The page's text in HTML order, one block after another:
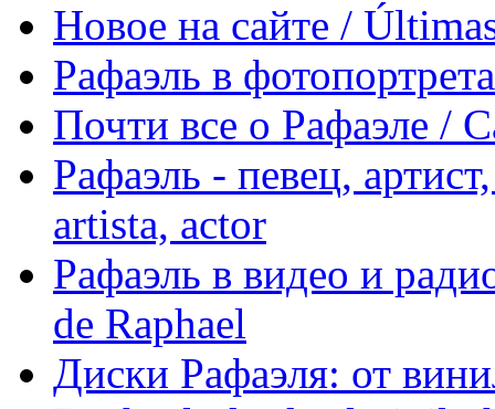
Новое на сайте /
Рафаэль в
Почти все о Рафаэле /
Рафаэль - певец,
artista, actor
Рафаэль в видео и
de Raphael
Диски Рафаэля: от